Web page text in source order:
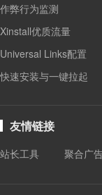
作弊行为监测
Xinstall优质流量
Universal Links配置
快速安装与一键拉起
友情链接
站长工具 聚合广